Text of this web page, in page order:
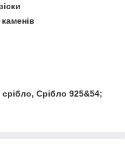
срібло, Срібло 925&54;